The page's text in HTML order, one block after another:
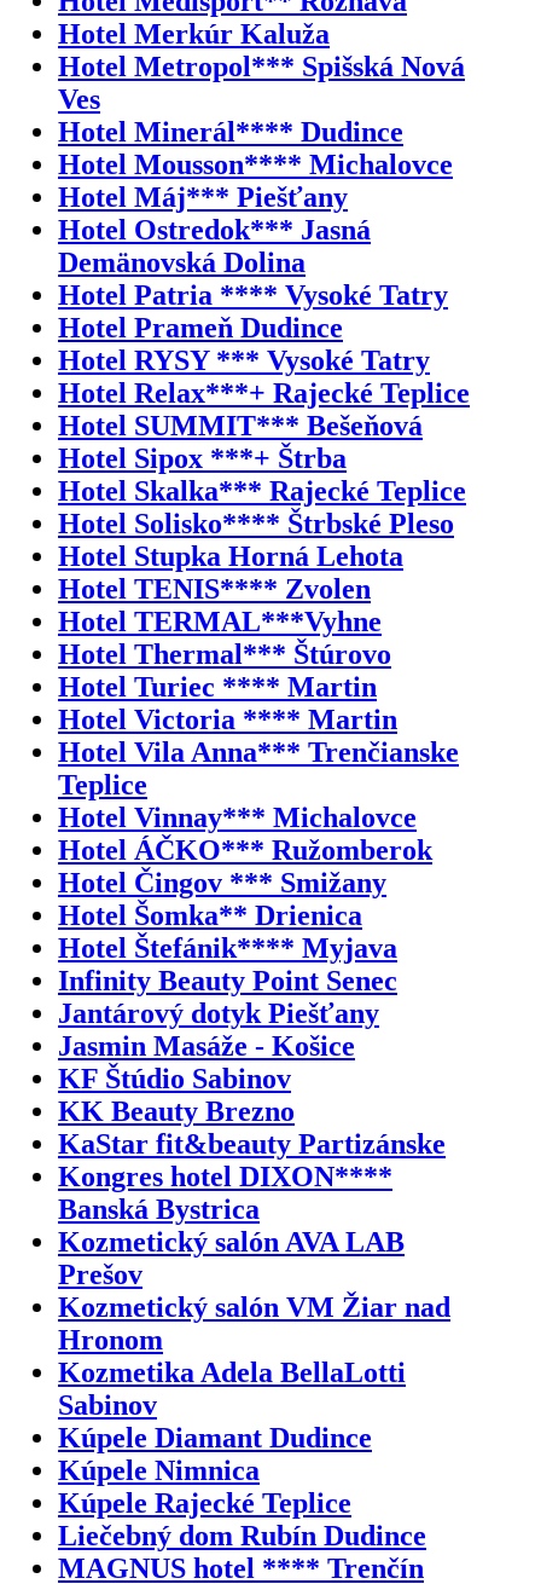
Hotel Merkúr Kaluža
Hotel Metropol*** Spišská Nová
Ves
Hotel Minerál**** Dudince
Hotel Mousson**** Michalovce
Hotel Máj*** Piešťany
Hotel Ostredok*** Jasná
Demänovská Dolina
Hotel Patria **** Vysoké Tatry
Hotel Prameň Dudince
Hotel RYSY *** Vysoké Tatry
Hotel Relax***+ Rajecké Teplice
Hotel SUMMIT*** Bešeňová
Hotel Sipox ***+ Štrba
Hotel Skalka*** Rajecké Teplice
Hotel Solisko**** Štrbské Pleso
Hotel Stupka Horná Lehota
Hotel TENIS**** Zvolen
Hotel TERMAL***Vyhne
Hotel Thermal*** Štúrovo
Hotel Turiec **** Martin
Hotel Victoria **** Martin
Hotel Vila Anna*** Trenčianske
Teplice
Hotel Vinnay*** Michalovce
Hotel ÁČKO*** Ružomberok
Hotel Čingov *** Smižany
Hotel Šomka** Drienica
Hotel Štefánik**** Myjava
Infinity Beauty Point Senec
Jantárový dotyk Piešťany
Jasmin Masáže - Košice
KF Štúdio Sabinov
KK Beauty Brezno
KaStar fit&beauty Partizánske
Kongres hotel DIXON****
Banská Bystrica
Kozmetický salón AVA LAB
Prešov
Kozmetický salón VM Žiar nad
Hronom
Kozmetika Adela BellaLotti
Sabinov
Kúpele Diamant Dudince
Kúpele Nimnica
Kúpele Rajecké Teplice
Liečebný dom Rubín Dudince
MAGNUS hotel **** Trenčín